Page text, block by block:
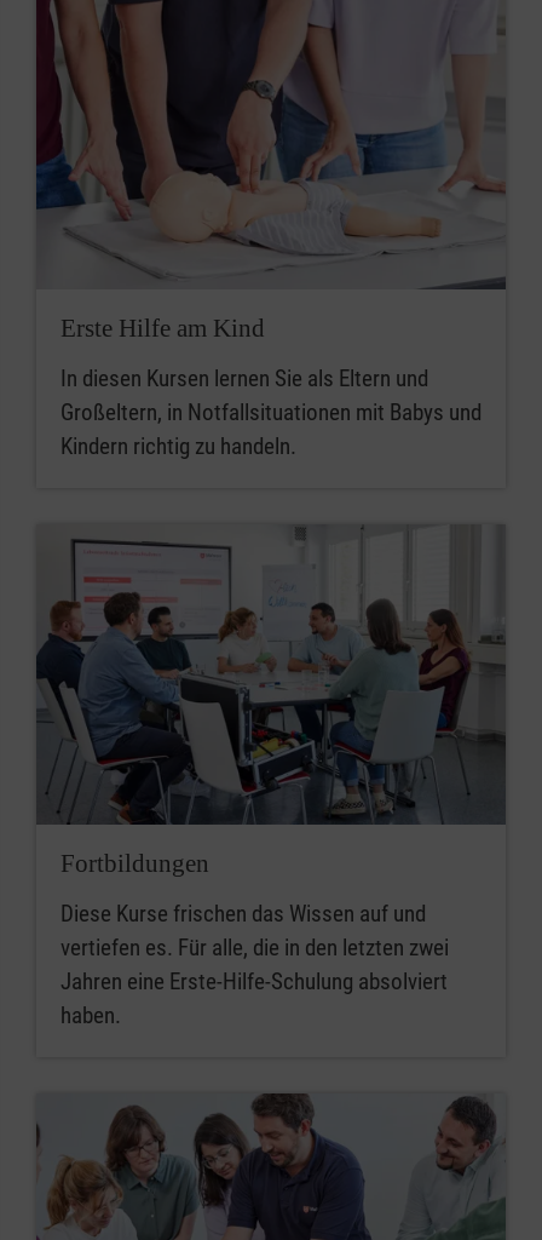
Erste Hilfe am Kind
In diesen Kursen lernen Sie als Eltern und
Großeltern, in Notfallsituationen mit Babys und
Kindern richtig zu handeln.
Fortbildungen
Diese Kurse frischen das Wissen auf und
vertiefen es. Für alle, die in den letzten zwei
Jahren eine Erste-Hilfe-Schulung absolviert
haben.